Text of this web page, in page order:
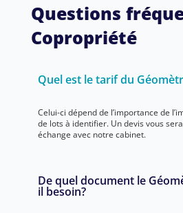
Questions
Copropriété
Quel est le tarif du
Celui-ci dépend de l’importance de
de lots à identifier. Un devis vous
échange avec notre cabinet.
De quel document le
il besoin?